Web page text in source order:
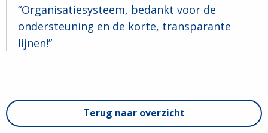
Organisatiesysteem, bedankt voor de
ondersteuning en de korte, transparante
lijnen!
Terug naar overzicht